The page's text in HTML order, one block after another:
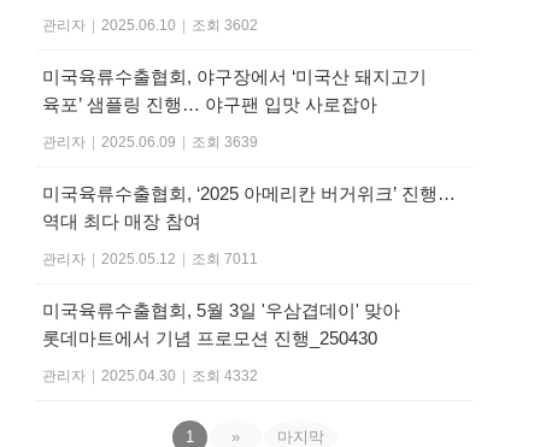
관리자 | 2025.06.10 | 조회 3602
미국육류수출협회, 야구장에서 ‘미국산 돼지고기
육포’ 샘플링 진행… 야구팬 입맛 사로잡아
관리자 | 2025.06.09 | 조회 3639
미국육류수출협회, ‘2025 아메리칸 버거위크’ 진행…
역대 최다 매장 참여
관리자 | 2025.05.12 | 조회 7011
미국육류수출협회, 5월 3일 '우삼겹데이' 맞아
롯데마트에서 기념 프로모션 진행_250430
관리자 | 2025.04.30 | 조회 4332
1 » 마지막